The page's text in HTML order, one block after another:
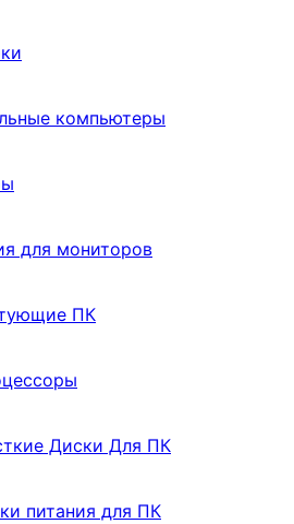
компьютеры
для мониторов
ПК
Диски Для ПК
питания для ПК